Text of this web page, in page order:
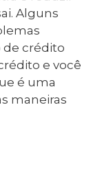
Alguns
de crédito
e você
é uma
maneiras